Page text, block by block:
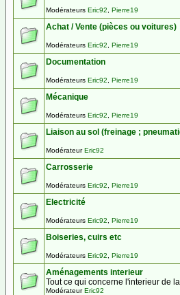
Modérateurs Eric92 Pierre19
Achat / Vente (pièces ou voitures)
Modérateurs Eric92 Pierre19
Documentation
Modérateurs Eric92 Pierre19
Mécanique
Modérateurs Eric92 Pierre19
Liaison au sol (freinage ;
ModérateurEric92
Carrosserie
Modérateurs Eric92 Pierre19
Electricité
Modérateurs Eric92 Pierre19
Boiseries, cuirs etc
Modérateurs Eric92 Pierre19
Aménagements interieur
Tout ce qui concerne l'interieur de
ModérateurEric92